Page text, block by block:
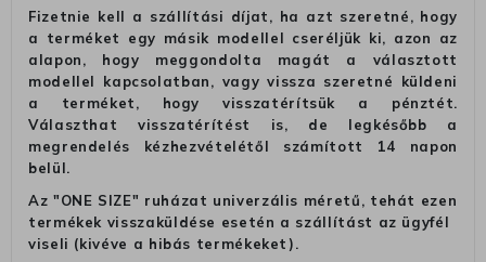
Fizetnie kell a szállítási díjat, ha azt szeretné, hogy
a terméket egy másik modellel cseréljük ki, azon az
alapon, hogy meggondolta magát a választott
modellel kapcsolatban, vagy vissza szeretné küldeni
a terméket, hogy visszatérítsük a pénztét.
Választhat visszatérítést is, de legkésőbb a
megrendelés kézhezvételétől számított 14 napon
belül.
Az "ONE SIZE" ruházat univerzális méretű, tehát ezen
termékek visszaküldése esetén a szállítást az ügyfél
viseli (kivéve a hibás termékeket).